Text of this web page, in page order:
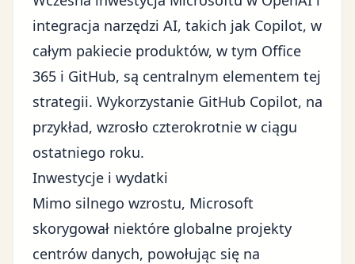
integracja narzędzi AI, takich jak Copilot, w
całym pakiecie produktów, w tym Office
365 i GitHub, są centralnym elementem tej
strategii. Wykorzystanie GitHub Copilot, na
przykład, wzrosło czterokrotnie w ciągu
ostatniego roku.
Inwestycje i wydatki
Mimo silnego wzrostu, Microsoft
skorygował niektóre globalne projekty
centrów danych, powołując się na